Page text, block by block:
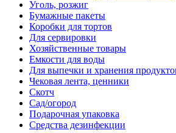
Уголь, розжиг
Бумажные пакеты
Коробки для тортов
Для сервировки
Хозяйственные товары
Емкости для воды
Для выпечки и хранения
Чековая лента, ценники
Скотч
Сад/огород
Подарочная упаковка
Средства дезинфекции